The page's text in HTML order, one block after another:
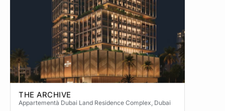
THE ARCHIVE
Appartementà Dubai Land Residence Complex , Dubai